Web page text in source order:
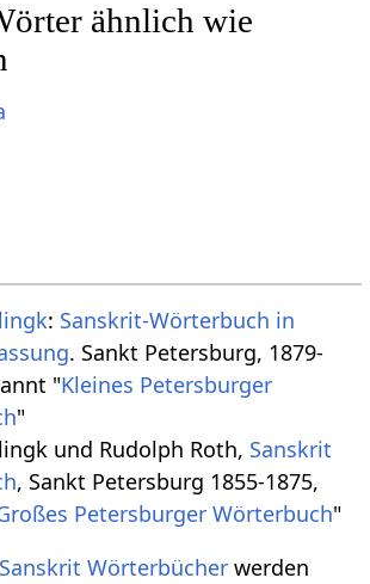
ähnlich wie
: Sanskrit-Wörterbuch in
. Sankt Petersburg, 1879-
"Kleines Petersburger
"
und Rudolph Roth, Sanskrit
, Sankt Petersburg 1855-1875,
Petersburger Wörterbuch"
Sanskrit Wörterbücher werden